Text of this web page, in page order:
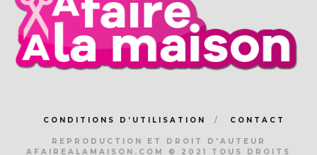
CONDITIONS D’UTILISATION CONTACT
REPRODUCTION ET DROIT D'AUTEUR
AFAIREALAMAISON.COM © 2021 TOUS DROITS